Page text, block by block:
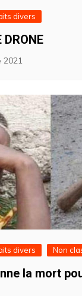
divers
DRONE
2021
divers Non
la mort